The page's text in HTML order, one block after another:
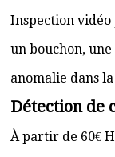
Inspection
un bouchon,
anomalie dans
Détection de
À partir de 60€